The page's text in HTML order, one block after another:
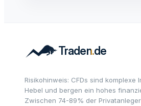
Risikohinweis: CFDs sind komplexe
Hebel und bergen ein hohes
Zwischen 74-89% der